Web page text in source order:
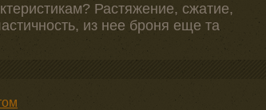
Растяжение, сжатие,
из нее броня еще та